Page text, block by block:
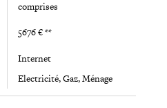
comprises
5676 € **
Internet
Electricité, Gaz, Ménage